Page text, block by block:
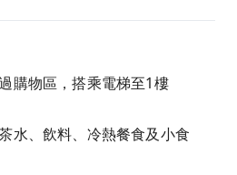
購物區，搭乘電梯至1樓
水、飲料、冷熱餐食及小食